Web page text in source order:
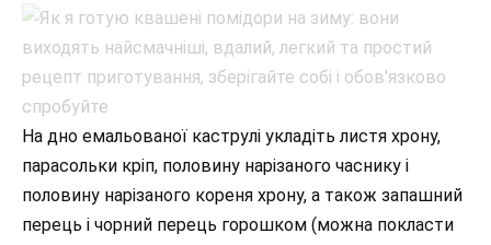
На дно емальованої каструлі укладіть листя хрону,
парасольки кріп, половину нарізаного часнику і
половину нарізаного кореня хрону, а також запашний
перець і чорний перець горошком (можна покласти